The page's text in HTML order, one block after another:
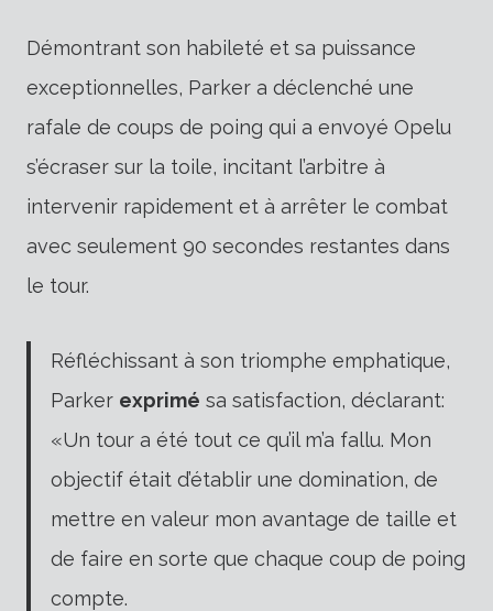
Démontrant son habileté et sa puissance
exceptionnelles, Parker a déclenché une
rafale de coups de poing qui a envoyé Opelu
s’écraser sur la toile, incitant l’arbitre à
intervenir rapidement et à arrêter le combat
avec seulement 90 secondes restantes dans
le tour.
Réfléchissant à son triomphe emphatique,
Parker exprimé sa satisfaction, déclarant:
«Un tour a été tout ce qu’il m’a fallu. Mon
objectif était d’établir une domination, de
mettre en valeur mon avantage de taille et
de faire en sorte que chaque coup de poing
compte.